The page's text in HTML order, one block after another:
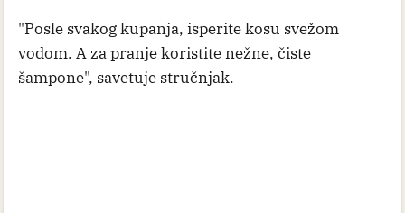
"Posle svakog kupanja, isperite kosu svežom
vodom. A za pranje koristite nežne, čiste
šampone", savetuje stručnjak.